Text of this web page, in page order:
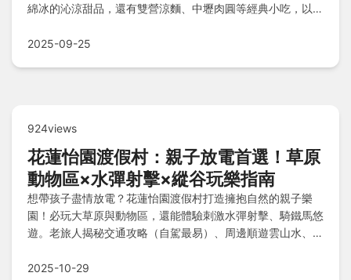
綿冰的沁涼甜品，還有雙營涼麵、中壢肉圓等經典小吃，以及
站收羅桃園人氣老店美味，帶你吃遍車站周邊銅板美食！
2025-09-25
924views
花蓮怡園渡假村：親子放電首選！草原
動物區×水彈射擊×縱谷玩樂指南
想帶孩子盡情放電？花蓮怡園渡假村打造擁抱自然的親子樂
園！必玩大草原與動物區，還能體驗刺激水彈射擊、騎鐵馬悠
遊。老旅人揭秘交通攻略（自駕最易）、周邊順遊雲山水、立
QA解答寵物政策、泳池開放及優惠門票疑問，規劃花蓮縱谷
2025-10-29